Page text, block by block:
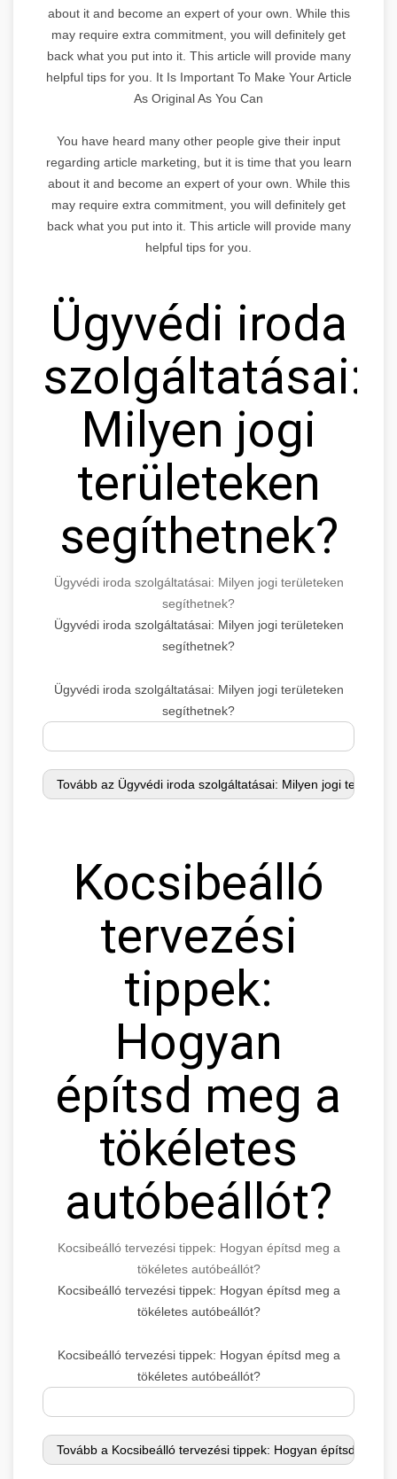
about it and become an expert of your own. While this
may require extra commitment, you will definitely get
back what you put into it. This article will provide many
helpful tips for you. It Is Important To Make Your Article
As Original As You Can
You have heard many other people give their input
regarding article marketing, but it is time that you learn
about it and become an expert of your own. While this
may require extra commitment, you will definitely get
back what you put into it. This article will provide many
helpful tips for you.
Ügyvédi iroda
szolgáltatásai:
Milyen jogi
területeken
segíthetnek?
Ügyvédi iroda szolgáltatásai: Milyen jogi területeken
segíthetnek?
Ügyvédi iroda szolgáltatásai: Milyen jogi területeken
segíthetnek?
Ügyvédi iroda szolgáltatásai: Milyen jogi területeken
segíthetnek?
Kocsibeálló
tervezési
tippek:
Hogyan
építsd meg a
tökéletes
autóbeállót?
Kocsibeálló tervezési tippek: Hogyan építsd meg a
tökéletes autóbeállót?
Kocsibeálló tervezési tippek: Hogyan építsd meg a
tökéletes autóbeállót?
Kocsibeálló tervezési tippek: Hogyan építsd meg a
tökéletes autóbeállót?